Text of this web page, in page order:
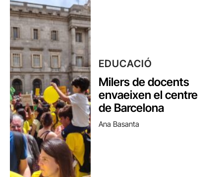
EDUCACIÓ
Milers de docents
envaeixen el centre
de Barcelona
Ana Basanta